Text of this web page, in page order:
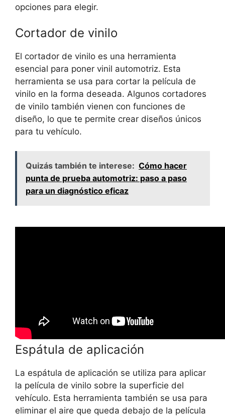
opciones para elegir.
Cortador de vinilo
El cortador de vinilo es una herramienta
esencial para poner vinil automotriz. Esta
herramienta se usa para cortar la película de
vinilo en la forma deseada. Algunos cortadores
de vinilo también vienen con funciones de
diseño, lo que te permite crear diseños únicos
para tu vehículo.
Quizás también te interese: Cómo hacer
punta de prueba automotriz: paso a paso
para un diagnóstico eficaz
Espátula de aplicación
La espátula de aplicación se utiliza para aplicar
la película de vinilo sobre la superficie del
vehículo. Esta herramienta también se usa para
eliminar el aire que queda debajo de la película